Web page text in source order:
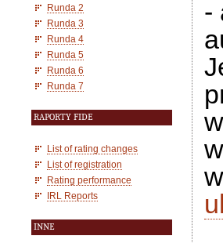
Runda 2
Runda 3
Runda 4
Runda 5
Runda 6
Runda 7
RAPORTY FIDE
List of rating changes
List of registration
Rating performance
IRL Reports
INNE
-